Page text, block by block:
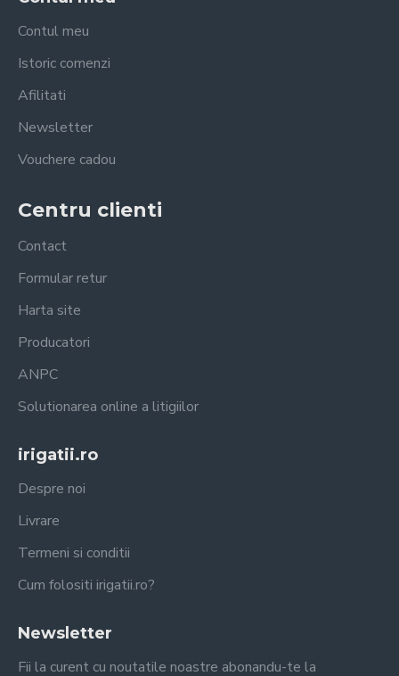
Contul meu
Istoric comenzi
Afilitati
Newsletter
Vouchere cadou
Centru clienti
Contact
Formular retur
Harta site
Producatori
ANPC
Solutionarea online a litigiilor
irigatii.ro
Despre noi
Livrare
Termeni si conditii
Cum folositi irigatii.ro?
Newsletter
Fii la curent cu noutatile noastre abonandu-te la